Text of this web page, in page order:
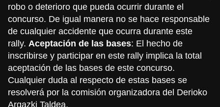
robo o deterioro que pueda ocurrir durante el
concurso. De igual manera no se hace responsable
de cualquier accidente que ocurra durante este
rally. Aceptación de las bases: El hecho de
inscribirse y participar en este rally implica la total
aceptación de las bases de este concurso.
Cualquier duda al respecto de estas bases se
resolverá por la comisión organizadora del Derioko
Argazki Taldea.